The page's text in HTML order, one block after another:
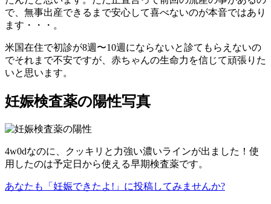
で、無事出産できるまで安心して喜べないのが本音ではあり
ます・・・。
米国在住で初診が8週〜10週にならないと診てもらえないの
でそれまで不安ですが、赤ちゃんの生命力を信じて頑張りた
いと思います。
妊娠検査薬の陽性写真
4w0dなのに、クッキリと力強い濃いラインが出ました！使
用したのは予定日から使える早期検査薬です。
あなたも「妊娠できたよ!」に投稿してみませんか?